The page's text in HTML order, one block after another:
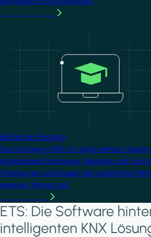
Einfacher Einstieg
Der Einstieg in KNX ist ganz einfach.
kostenlosem Einsteiger-Material und
Anleitungen und bauen Sie praktische
eigenen Tempo auf.
ETS: Die Software
intelligenten KNX